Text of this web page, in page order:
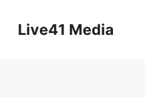
contentLive41 Media